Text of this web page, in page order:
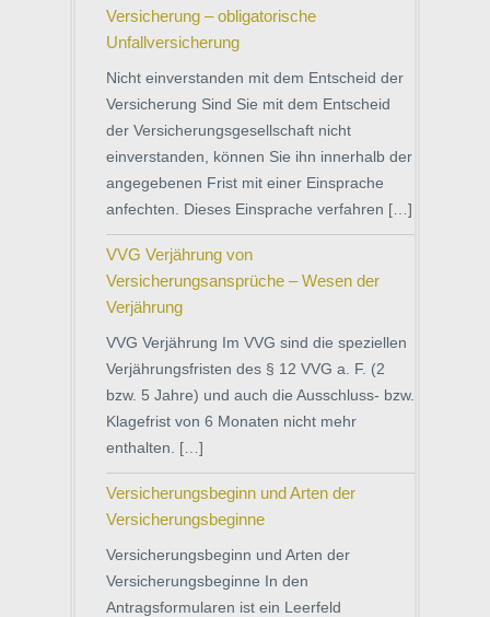
Versicherung – obligatorische
Unfallversicherung
Nicht einverstanden mit dem Entscheid der
Versicherung Sind Sie mit dem Entscheid
der Versicherungsgesellschaft nicht
einverstanden, können Sie ihn innerhalb der
angegebenen Frist mit einer Einsprache
anfechten. Dieses Einsprache verfahren […]
VVG Verjährung von
Versicherungsansprüche – Wesen der
Verjährung
VVG Verjährung Im VVG sind die speziellen
Verjährungsfristen des § 12 VVG a. F. (2
bzw. 5 Jahre) und auch die Ausschluss- bzw.
Klagefrist von 6 Monaten nicht mehr
enthalten. […]
Versicherungsbeginn und Arten der
Versicherungsbeginne
Versicherungsbeginn und Arten der
Versicherungsbeginne In den
Antragsformularen ist ein Leerfeld